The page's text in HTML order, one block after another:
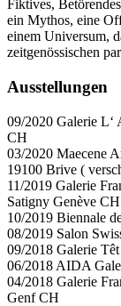
Fiktives,
ein Mythos, eine
einem Universum,
zeitgenössischen
Ausstellungen
09/2020 Galerie L‘
CH
03/2020 Maecene
19100 Brive (
11/2019 Galerie
Satigny Genève CH
10/2019 Biennale
08/2019 Salon
09/2018 Galerie
06/2018 AIDA
04/2018 Galerie
Genf CH